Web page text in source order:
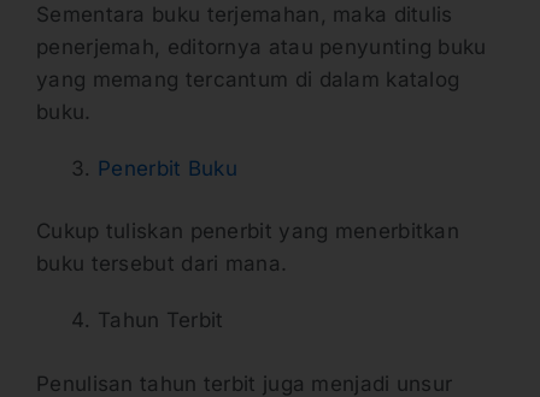
Sementara buku terjemahan, maka ditulis
penerjemah, editornya atau penyunting buku
yang memang tercantum di dalam katalog
buku.
Penerbit Buku
Cukup tuliskan penerbit yang menerbitkan
buku tersebut dari mana.
Tahun Terbit
Penulisan tahun terbit juga menjadi unsur